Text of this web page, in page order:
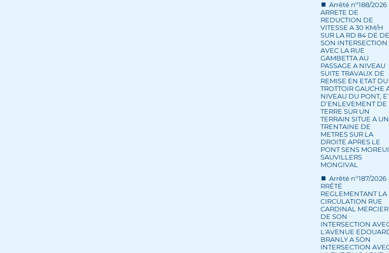
Arrêté n°188/2026
ARRETE DE
REDUCTION DE
VITESSE A 30 KM/H
SUR LA RD 84 DE DE
SON INTERSECTION
AVEC LA RUE
GAMBETTA AU
PASSAGE A NIVEAU
SUITE TRAVAUX DE
REMISE EN ETAT DU
TROTTOIR GAUCHE
NIVEAU DU PONT,
D'ENLEVEMENT DE
TERRE SUR UN
TERRAIN SITUE A
TRENTAINE DE
METRES SUR LA
DROITE APRES LE
PONT SENS
SAUVILLERS
MONGIVAL
Arrêté n°187/2026
RRÊTÉ
REGLEMENTANT LA
CIRCULATION RUE
CARDINAL MERCIER
DE SON
INTERSECTION
L'AVENUE
BRANLY A SON
INTERSECTION